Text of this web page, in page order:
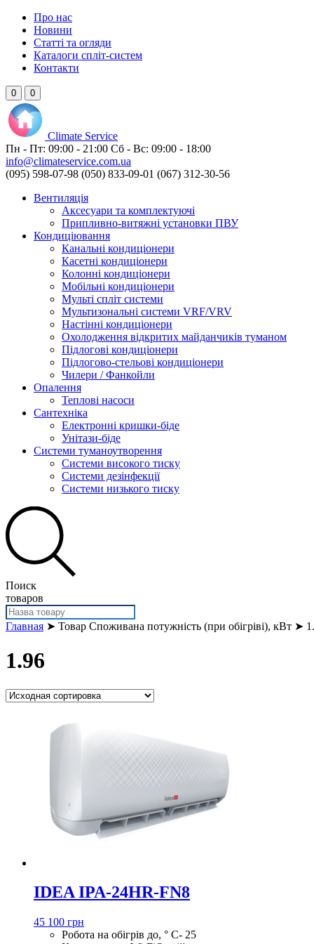
Про нас
Новини
Статті та огляди
Каталоги спліт-систем
Контакти
0 0
Climate Service
Пн - Пт: 09:00 - 21:00 Сб - Вс: 09:00 - 18:00
info@climateservice.com.ua
(095) 598-07-98 (050) 833-09-01 (067) 312-30-56
Вентиляція
Аксесуари та комплектуючі
Припливно-витяжні установки ПВУ
Кондиціювання
Канальні кондиціонери
Касетні кондиціонери
Колонні кондиціонери
Мобільні кондиціонери
Мульті спліт системи
Мультизональні системи VRF/VRV
Настінні кондиціонери
Охолодження відкритих майданчиків туманом
Підлогові кондиціонери
Підлогово-стельові кондиціонери
Чилери / Фанкойли
Опалення
Теплові насоси
Сантехніка
Електронні кришки-біде
Унітази-біде
Системи туманоутворення
Системи високого тиску
Системи дезінфекції
Системи низького тиску
Поиск
товаров
Главная ➤ Товар Споживана потужність (при обігріві), кВт ➤
1.96
IDEA IPA-24HR-FN8
45 100 грн
Робота на обігрів до, ° С- 25